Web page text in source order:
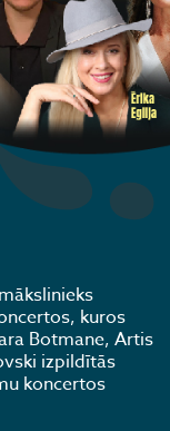
kuros
Botmane, Artis
izpildītās
koncertos